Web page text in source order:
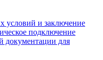
условий и заключение
подключение
документации для